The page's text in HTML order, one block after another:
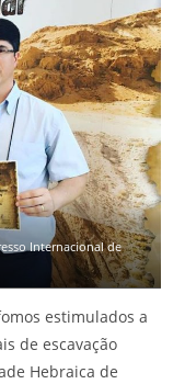
Internacional de
estimulados a
de escavação
Hebraica de